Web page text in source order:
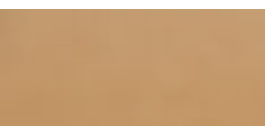
カレーが好き